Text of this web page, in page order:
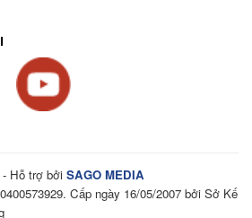
- Hỗ trợ bởi SAGO MEDIA
Cấp ngày 16/05/2007 bởi Sở Kế